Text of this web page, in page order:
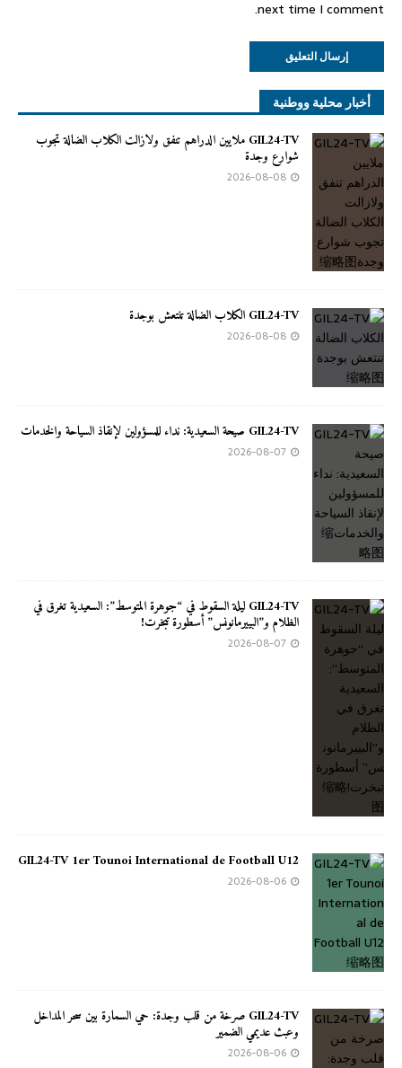
next time I comment.
أخبار محلية ووطنية
GIL24-TV ملايين الدراهم تنفق ولازالت الكلاب الضالة تجوب
شوارع وجدة
2026-08-08
GIL24-TV الكلاب الضالة تنتعش بوجدة
2026-08-08
GIL24-TV صيحة السعيدية: نداء للمسؤولين لإنقاذ السياحة والخدمات
2026-08-07
GIL24-TV ليلة السقوط في “جوهرة المتوسط”: السعيدية تغرق في
الظلام و”البييرمانونس” أسطورة تبخرت!
2026-08-07
GIL24-TV 1er Tounoi International de Football U12
2026-08-06
GIL24-TV صرخة من قلب وجدة: حي السمارة بين سحر المداخل
وعبث عديمي الضمير
2026-08-06